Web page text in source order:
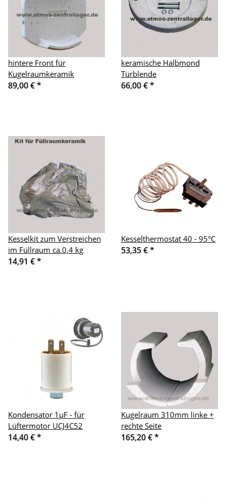
hintere Front für
Kugelraumkeramik
89,00 €*
keramische Halbmond
Türblende
66,00 €*
Kesselkit zum Verstreichen
im Füllraum ca.0,4 kg
14,91 €*
Kesselthermostat 40 - 95°C
53,35 €*
Kondensator 1µF - für
Lüftermotor UCJ4C52
14,40 €*
Kugelraum 310mm linke +
rechte Seite
165,20 €*